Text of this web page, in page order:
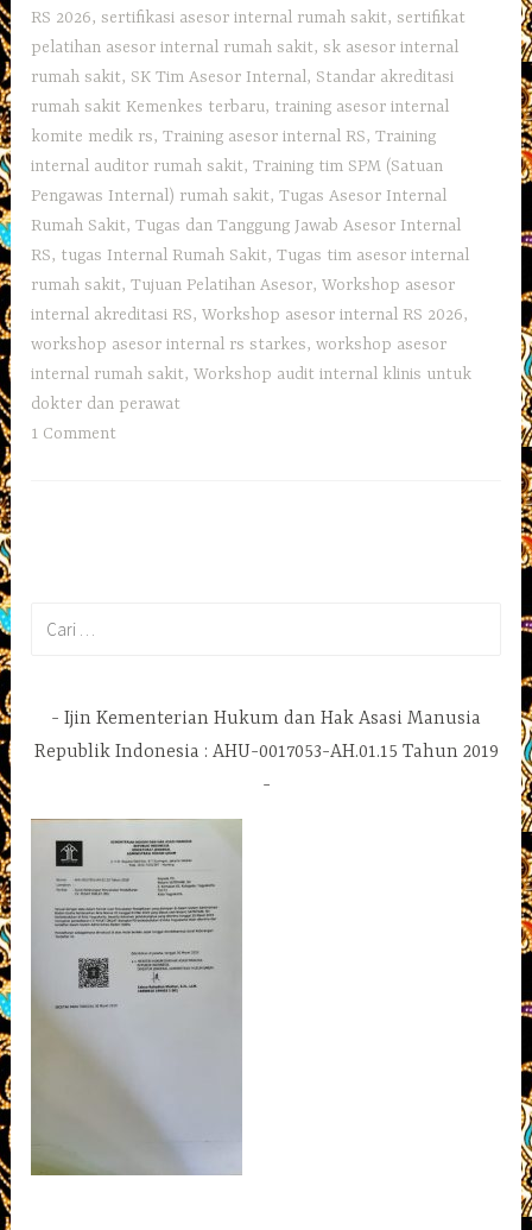
RS 2026,sertifikasi asesor internal rumah sakit,sertifikat
pelatihan asesor internal rumah sakit,sk asesor internal
rumah sakit, SK Tim Asesor Internal, Standar akreditasi
rumah sakit Kemenkes terbaru, training asesor internal
komite medik rs,Training asesor internal RS,Training
internal auditor rumah sakit,Training tim SPM (Satuan
Pengawas Internal) rumah sakit,Tugas Asesor Internal
Rumah Sakit,Tugas dan Tanggung Jawab Asesor Internal
RS, tugas Internal Rumah Sakit,Tugas tim asesor internal
rumah sakit,Tujuan Pelatihan Asesor,Workshop asesor
internal akreditasi RS,Workshop asesor internal RS 2026,
workshop asesor internal rs starkes,workshop asesor
internal rumah sakit,Workshop audit internal klinis untuk
dokter dan perawat
1 Comment
Ijin Kementerian Hukum dan Hak Asasi Manusia
Republik Indonesia : AHU-0017053-AH.01.15 Tahun 2019